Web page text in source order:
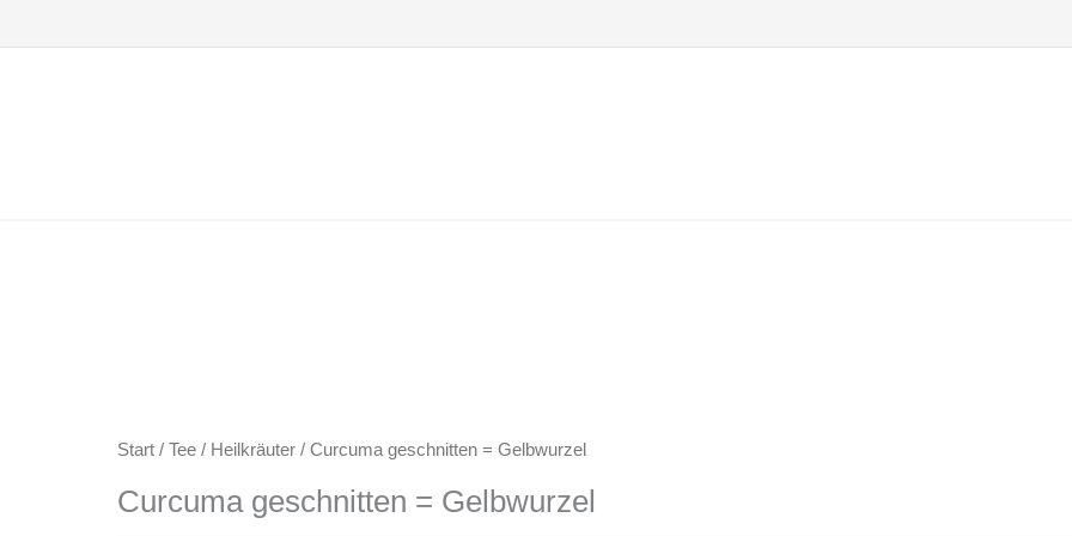
Inhalt
Start /Tee / Heilkräuter / Curcuma geschnitten = Gelbwurzel
Curcuma geschnitten = Gelbwurzel